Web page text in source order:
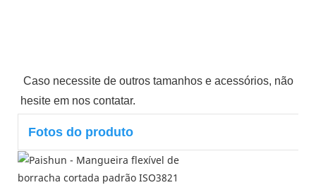
Caso necessite de outros tamanhos e acessórios, não
hesite em nos contatar.
Fotos do produto